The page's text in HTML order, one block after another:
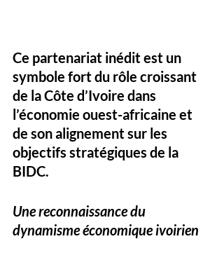
Ce partenariat inédit est un
symbole fort du rôle croissant
de la Côte d’Ivoire dans
l’économie ouest-africaine et
de son alignement sur les
objectifs stratégiques de la
BIDC.
Une reconnaissance du
dynamisme économique ivoirien